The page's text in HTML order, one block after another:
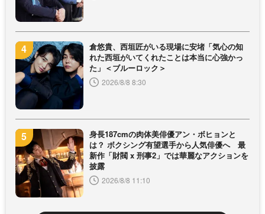
倉悠貴、西垣匠がいる現場に安堵「気心の知
れた西垣がいてくれたことは本当に心強かっ
た」＜ブルーロック＞
2026/8/8 8:30
身長187cmの肉体美俳優アン・ボヒョンと
は？ ボクシング有望選手から人気俳優へ 最
新作「財閥 x 刑事2」では華麗なアクションを
披露
2026/8/8 11:10